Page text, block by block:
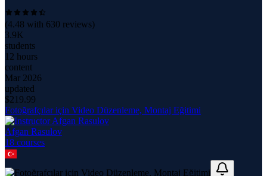
(4.48 with 630 reviews)
3.9K
students
12 hours
content
Mar 2026
updated
$219.99
Fotoğrafçılar için Video Düzenleme, Montaj Eğitimi
Afgan Rasulov
18 courses